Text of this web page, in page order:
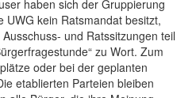
haben sich der Gruppierung
UWG kein Ratsmandat besitzt,
und Ratssitzungen teil
zu Wort. Zum
oder bei der geplanten
etablierten Parteien bleiben